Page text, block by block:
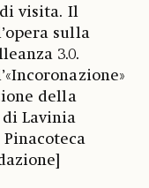
visita. Il
sulla
3.0.
della
di Lavinia